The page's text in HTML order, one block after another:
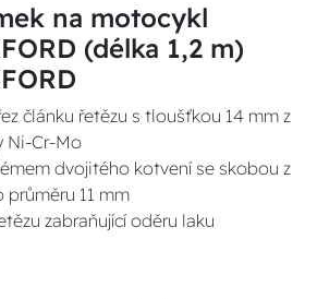
na motocykl
(délka 1,2 m)
článku řetězu s tloušťkou 14 mm z
Ni-Cr-Mo
dvojitého kotvení se skobou z
průměru 11 mm
zabraňující oděru laku